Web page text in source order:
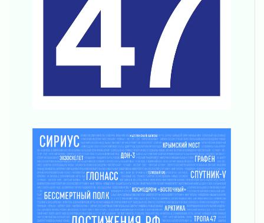
Новая площадка: 2027
03 августа 2026
Часть медиков в Ленобласти сможет
рассчитывать на доплату от региона
За сутки в Ленинградской области
ликвидировали 10 пожаров
Клюква наливается, но в корзинку пока не
просится
03 августа 2026
Строительные компании Ленобласти
подняли зарплаты почти на 40% за год
03 августа 2026
Шесть новых жизней в честь дня рождения